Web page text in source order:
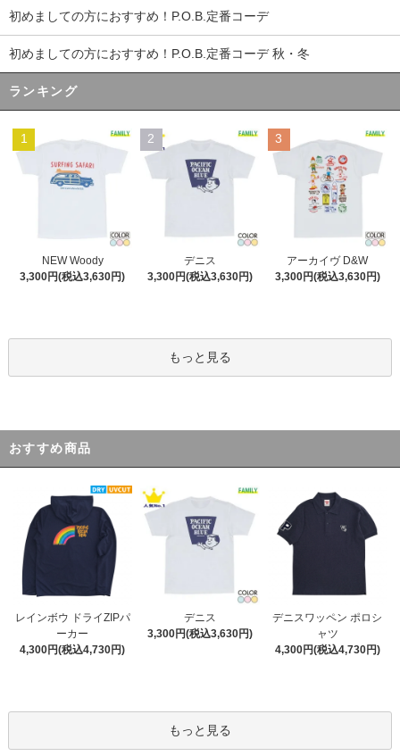
初めましての方におすすめ！P.O.B.定番コーデ
初めましての方におすすめ！P.O.B.定番コーデ 秋・冬
ランキング
1
NEW Woody
3,300円(税込3,630円)
2
デニス
3,300円(税込3,630円)
3
アーカイヴ D&W
3,300円(税込3,630円)
もっと見る
おすすめ商品
レインボウ ドライZIPパ
ーカー
4,300円(税込4,730円)
デニス
3,300円(税込3,630円)
デニスワッペン ポロシ
ャツ
4,300円(税込4,730円)
もっと見る